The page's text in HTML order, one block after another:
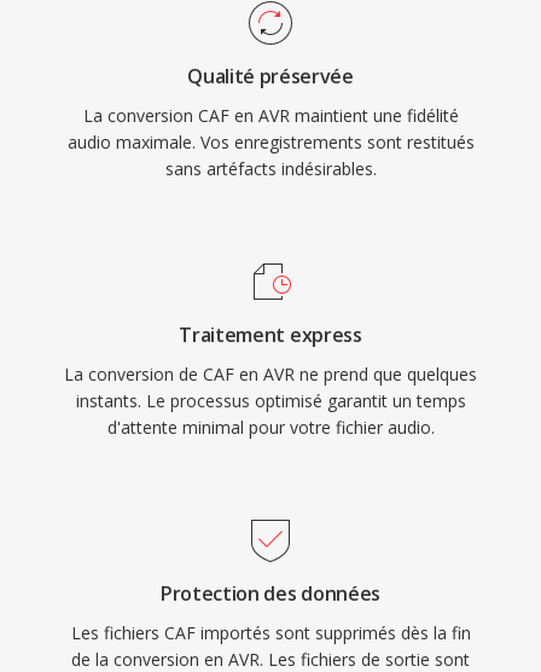
Qualité préservée
La conversion CAF en AVR maintient une fidélité
audio maximale. Vos enregistrements sont restitués
sans artéfacts indésirables.
Traitement express
La conversion de CAF en AVR ne prend que quelques
instants. Le processus optimisé garantit un temps
d'attente minimal pour votre fichier audio.
Protection des données
Les fichiers CAF importés sont supprimés dès la fin
de la conversion en AVR. Les fichiers de sortie sont